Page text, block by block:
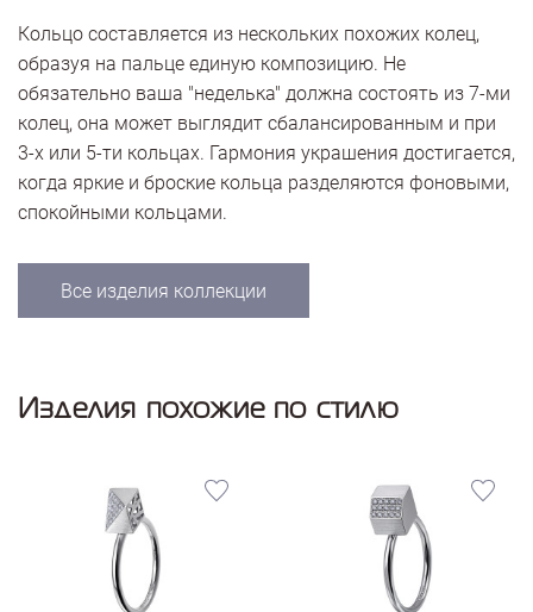
Кольцо составляется из нескольких похожих колец,
образуя на пальце единую композицию. Не
обязательно ваша "неделька" должна состоять из 7-ми
колец, она может выглядит сбалансированным и при
3-х или 5-ти кольцах. Гармония украшения достигается,
когда яркие и броские кольца разделяются фоновыми,
спокойными кольцами.
Все изделия коллекции
Изделия похожие по стилю